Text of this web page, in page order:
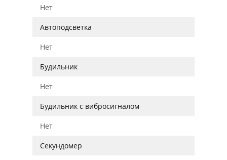
Нет
Автоподсветка
Нет
Будильник
Нет
Будильник с вибросигналом
Нет
Секундомер